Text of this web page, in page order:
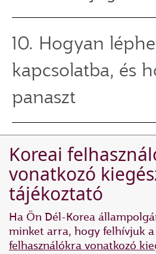
10. Hogyan
kapcsolatba, és
panaszt
Koreai
vonatkozó
tájékoztató
Ha Ön Dél-Korea
minket arra, hogy felhívjuk
felhasználókra vonatkozó